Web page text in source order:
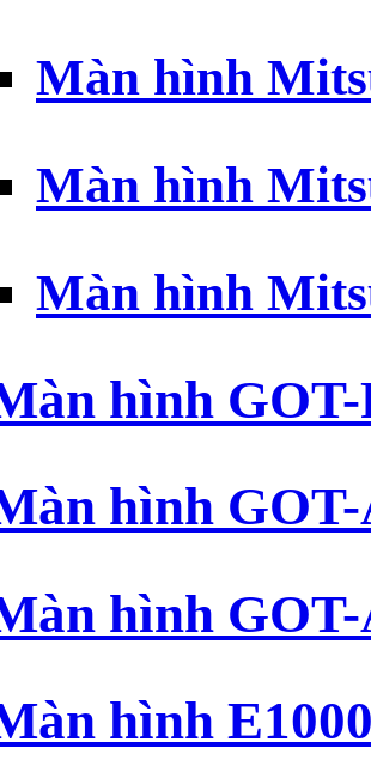
Màn hình
Màn hình
Màn hình
hình GOT-
hình
hình
hình